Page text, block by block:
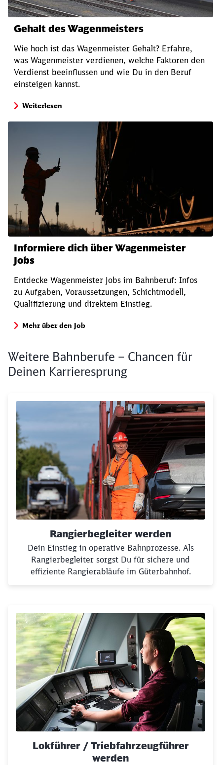
Gehalt des Wagenmeisters
Wie hoch ist das Wagenmeister Gehalt? Erfahre,
was Wagenmeister verdienen, welche Faktoren den
Verdienst beeinflussen und wie Du in den Beruf
einsteigen kannst.
Weiterlesen
Informiere dich über Wagenmeister
Jobs
Entdecke Wagenmeister Jobs im Bahnberuf: Infos
zu Aufgaben, Voraussetzungen, Schichtmodell,
Qualifizierung und direktem Einstieg.
Mehr über den Job
Weitere Bahnberufe – Chancen für
Deinen Karrieresprung
Rangierbegleiter werden
Dein Einstieg in operative Bahnprozesse. Als
Rangierbegleiter sorgst Du für sichere und
effiziente Rangierabläufe im Güterbahnhof.
Lokführer / Triebfahrzeugführer
werden